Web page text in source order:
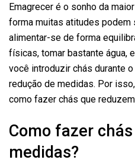
Emagrecer é o sonho da
forma muitas atitudes podem
alimentar-se de forma
físicas, tomar bastante água,
você introduzir chás durante
redução de medidas. Por
como fazer chás que
Como fazer
medidas?